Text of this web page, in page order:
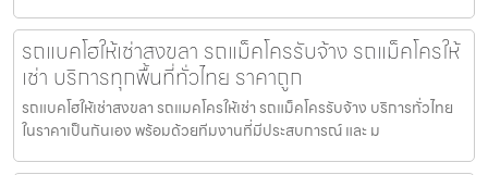
รถแบคโฮให้เช่าสงขลา รถแม็คโครรับจ้าง รถแม็คโครให้
เช่า บริการทุกพื้นที่ทั่วไทย ราคาถูก
รถแบคโฮให้เช่าสงขลา รถแมคโครให้เช่า รถแม็คโครรับจ้าง บริการทั่วไทย
ในราคาเป็นกันเอง พร้อมด้วยทีมงานที่มีประสบการณ์ และ ม